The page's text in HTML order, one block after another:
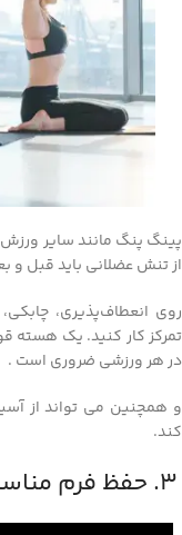
پینگ پنگ مانند سایر
از تنش عضلانی باید قبل و
روی انعطاف‌پذیری،
تمرکز کار کنید. یک هسته
در هر ورزشی ضروری است .
و همچنین می تواند از
کند.